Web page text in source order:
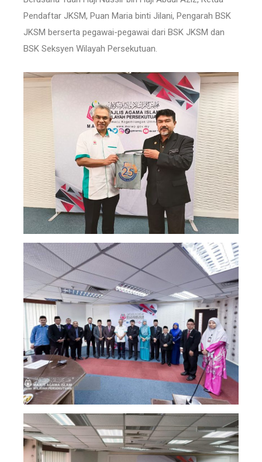
Pendaftar JKSM, Puan Maria binti Jilani, Pengarah BSK
JKSM berserta pegawai-pegawai dari BSK JKSM dan
BSK Seksyen Wilayah Persekutuan.